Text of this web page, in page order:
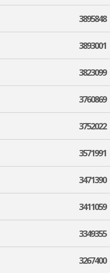
3895848
3893001
3823099
3760869
3752022
3571991
3471390
3411059
3349355
3267400